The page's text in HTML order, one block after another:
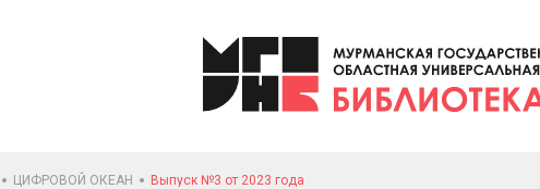
ЦИФРОВОЙ ОКЕАН Выпуск №3 от 2023 года